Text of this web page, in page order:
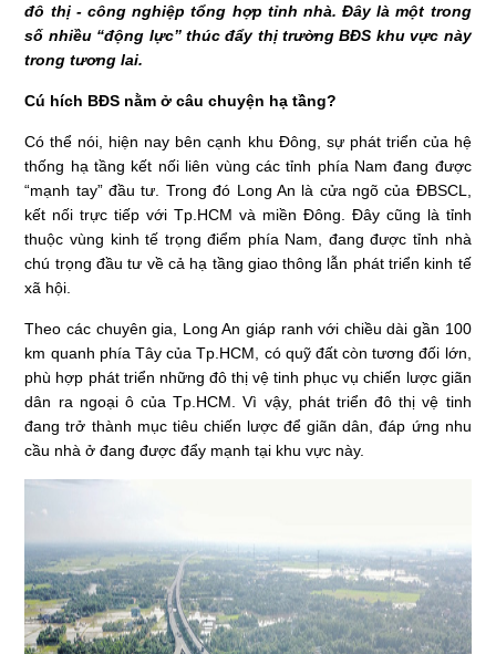
đô thị - công nghiệp tổng hợp tỉnh nhà. Đây là một trong
số nhiều “động lực” thúc đẩy thị trường BĐS khu vực này
trong tương lai.
Cú hích BĐS nằm ở câu chuyện hạ tầng?
Có thể nói, hiện nay bên cạnh khu Đông, sự phát triển của hệ
thống hạ tầng kết nối liên vùng các tỉnh phía Nam đang được
“mạnh tay” đầu tư. Trong đó Long An là cửa ngõ của ĐBSCL,
kết nối trực tiếp với Tp.HCM và miền Đông. Đây cũng là tỉnh
thuộc vùng kinh tế trọng điểm phía Nam, đang được tỉnh nhà
chú trọng đầu tư về cả hạ tầng giao thông lẫn phát triển kinh tế
xã hội.
Theo các chuyên gia, Long An giáp ranh với chiều dài gần 100
km quanh phía Tây của Tp.HCM, có quỹ đất còn tương đối lớn,
phù hợp phát triển những đô thị vệ tinh phục vụ chiến lược giãn
dân ra ngoại ô của Tp.HCM. Vì vậy, phát triển đô thị vệ tinh
đang trở thành mục tiêu chiến lược để giãn dân, đáp ứng nhu
cầu nhà ở đang được đẩy mạnh tại khu vực này.